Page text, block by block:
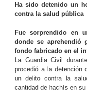
Ha sido detenido un
contra la salud pública
Fue sorprendido en
donde se aprehendió
fondo fabricado en el
La Guardia Civil
procedió a la detención
un delito contra la
cantidad de hachís en su